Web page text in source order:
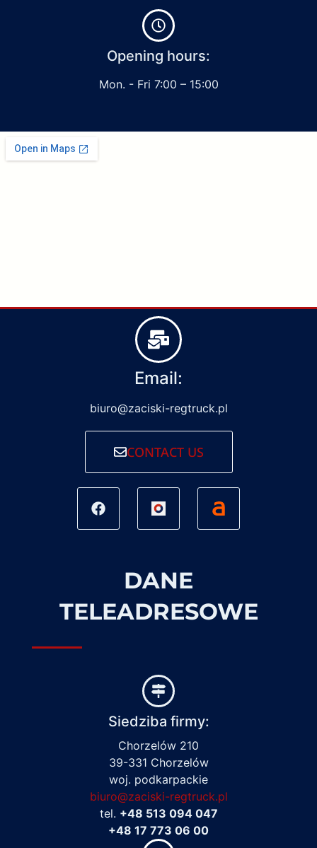
Opening hours:
Mon. - Fri 7:00 – 15:00
Email:
biuro@zaciski-regtruck.pl
CONTACT US
DANE
TELEADRESOWE
Siedziba firmy:
Chorzelów 210
39-331 Chorzelów
woj. podkarpackie
biuro@zaciski-regtruck.pl
tel. +48 513 094 047
+48 17 773 06 00